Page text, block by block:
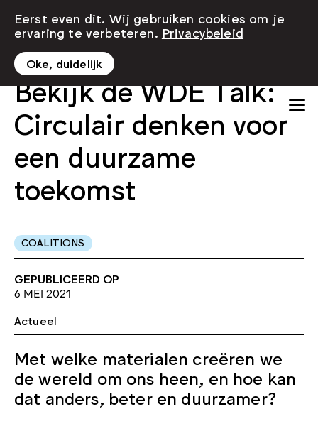
Bekijk de WDE Talk:
Circulair denken voor
een duurzame
toekomst
COALITIONS
GEPUBLICEERD OP
6 MEI 2021
Actueel
Met welke materialen creëren we
de wereld om ons heen, en hoe kan
dat anders, beter en duurzamer?
Eerst even dit. Wij gebruiken cookies om je
ervaring te verbeteren. Privacybeleid
Oke, duidelijk